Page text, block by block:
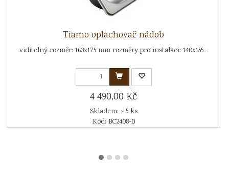
Tiamo oplachovač nádob
viditelný rozměr: 163x175 mm rozměry pro instalaci: 140x155...
4 490,00 Kč
Skladem: > 5 ks
Kód: BC2408-0